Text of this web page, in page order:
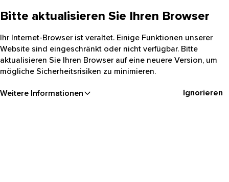
Bitte aktualisieren Sie Ihren Browser
Ihr Internet-Browser ist veraltet. Einige Funktionen unserer
Website sind eingeschränkt oder nicht verfügbar. Bitte
aktualisieren Sie Ihren Browser auf eine neuere Version, um
mögliche Sicherheitsrisiken zu minimieren.
Weitere Informationen Ignorieren